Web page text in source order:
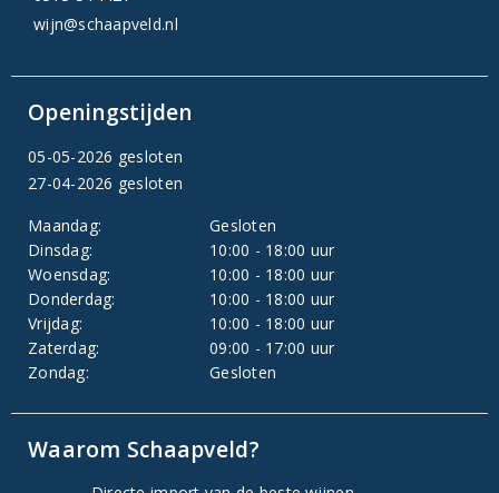
wijn@schaapveld.nl
Openingstijden
05-05-2026 gesloten
27-04-2026 gesloten
Maandag:
Gesloten
Dinsdag:
10:00 - 18:00 uur
Woensdag:
10:00 - 18:00 uur
Donderdag:
10:00 - 18:00 uur
Vrijdag:
10:00 - 18:00 uur
Zaterdag:
09:00 - 17:00 uur
Zondag:
Gesloten
Waarom Schaapveld?